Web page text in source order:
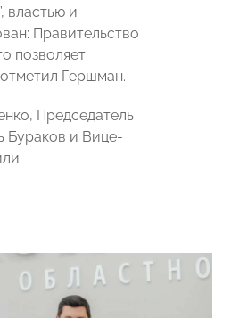
властью и
Правительство
позволяет
Гершман.
Председатель
Бураков и Вице-